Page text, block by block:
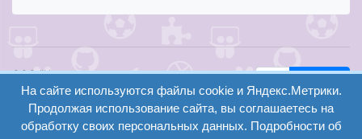
ООО "Центр
образования и
консалтинга"
Волгоград 2008-
2026
вход
регистрация
Найти
Версия
сайта для
На сайте используются файлы cookie и Яндекс.Метрики.
Продолжая использование сайта, вы соглашаетесь на
обработку своих персональных данных. Подробности об